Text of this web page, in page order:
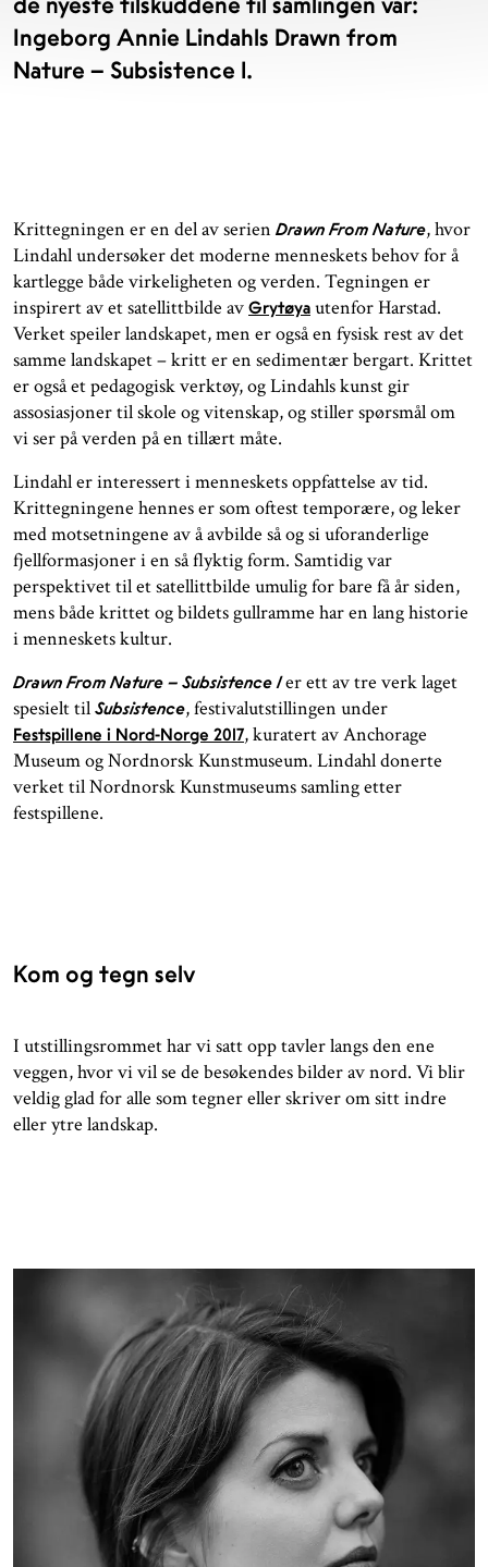
Ingeborg Annie Lindahls Drawn from
Nature – Subsistence 1.
Krittegningen er en del av serien Drawn From Nature, hvor
Lindahl undersøker det moderne menneskets behov for å
kartlegge både virkeligheten og verden. Tegningen er
inspirert av et satellittbilde av Grytøya utenfor Harstad.
Verket speiler landskapet, men er også en fysisk rest av det
samme landskapet – kritt er en sedimentær bergart. Krittet
er også et pedagogisk verktøy, og Lindahls kunst gir
assosiasjoner til skole og vitenskap, og stiller spørsmål om
vi ser på verden på en tillært måte.
Lindahl er interessert i menneskets oppfattelse av tid.
Krittegningene hennes er som oftest temporære, og leker
med motsetningene av å avbilde så og si uforanderlige
fjellformasjoner i en så flyktig form. Samtidig var
perspektivet til et satellittbilde umulig for bare få år siden,
mens både krittet og bildets gullramme har en lang historie
i menneskets kultur.
Drawn From Nature – Subsistence 1er ett av tre verk laget
spesielt til Subsistence, festivalutstillingen under
Festspillene i Nord-Norge 2017, kuratert av Anchorage
Museum og Nordnorsk Kunstmuseum. Lindahl donerte
verket til Nordnorsk Kunstmuseums samling etter
festspillene.
Kom og tegn selv
I utstillingsrommet har vi satt opp tavler langs den ene
veggen, hvor vi vil se de besøkendes bilder av nord. Vi blir
veldig glad for alle som tegner eller skriver om sitt indre
eller ytre landskap.